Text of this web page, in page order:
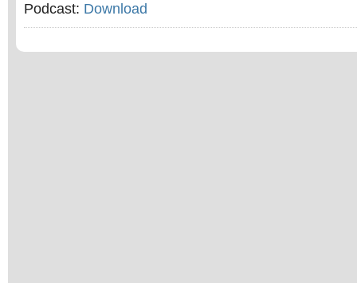
Podcast: Download